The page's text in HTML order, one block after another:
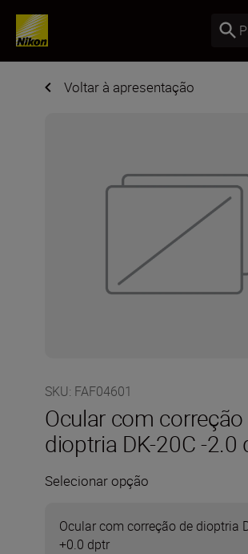
Voltar à apresentação
SKU: FAF04601
Ocular com
dioptria DK-20C -2.0
Selecionar opção
Ocular com correção de dioptria
+0.0 dptr